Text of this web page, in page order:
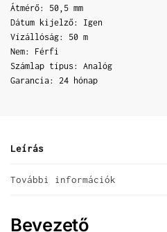
Átmérő: 50,5 mm
Dátum kijelző: Igen
Vízállóság: 50 m
Nem: Férfi
Számlap típus: Analóg
Garancia: 24 hónap
Leírás
További információk
Bevezető